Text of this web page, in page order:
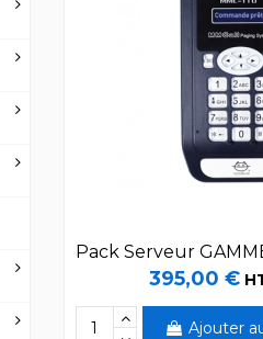
Pack Serveur
395,00 €
Ajouter